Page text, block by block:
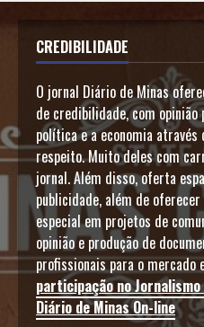
CREDIBILIDADE
O jornal Diário de Minas
de credibilidade, com
política e a economia
respeito. Muito deles com
jornal. Além disso, oferta
publicidade, além de
especial em projetos de
opinião e produção de
profissionais para o mercado
participação no
Diário de Minas On-line